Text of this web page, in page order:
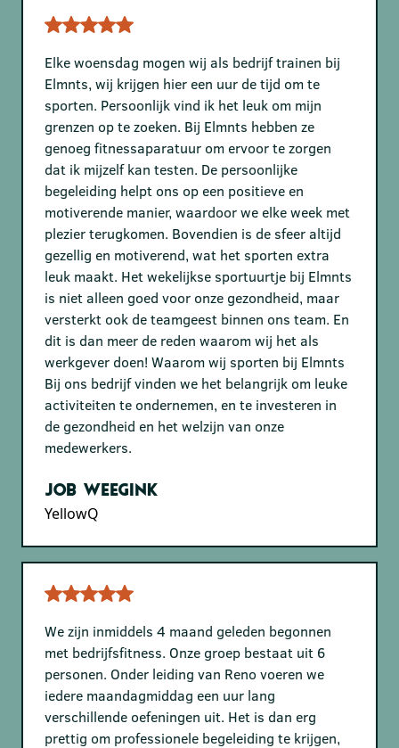
Elke woensdag mogen wij als bedrijf trainen bij
Elmnts, wij krijgen hier een uur de tijd om te
sporten. Persoonlijk vind ik het leuk om mijn
grenzen op te zoeken. Bij Elmnts hebben ze
genoeg fitnessaparatuur om ervoor te zorgen
dat ik mijzelf kan testen. De persoonlijke
begeleiding helpt ons op een positieve en
motiverende manier, waardoor we elke week met
plezier terugkomen. Bovendien is de sfeer altijd
gezellig en motiverend, wat het sporten extra
leuk maakt. Het wekelijkse sportuurtje bij Elmnts
is niet alleen goed voor onze gezondheid, maar
versterkt ook de teamgeest binnen ons team. En
dit is dan meer de reden waarom wij het als
werkgever doen! Waarom wij sporten bij Elmnts
Bij ons bedrijf vinden we het belangrijk om leuke
activiteiten te ondernemen, en te investeren in
de gezondheid en het welzijn van onze
medewerkers.
Job Weegink
YellowQ
We zijn inmiddels 4 maand geleden begonnen
met bedrijfsfitness. Onze groep bestaat uit 6
personen. Onder leiding van Reno voeren we
iedere maandagmiddag een uur lang
verschillende oefeningen uit. Het is dan erg
prettig om professionele begeleiding te krijgen,